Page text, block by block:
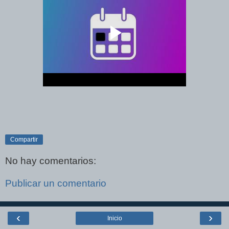
Compartir
No hay comentarios:
Publicar un comentario
‹ ›
Inicio